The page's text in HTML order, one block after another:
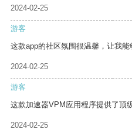
2024-02-25
游客
这款app的社区氛围很温馨，让我能
2024-02-25
游客
这款加速器VPM应用程序提供了顶
2024-02-25